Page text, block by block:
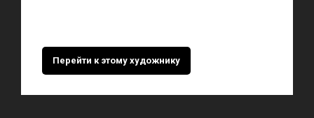
Перейти к этому художнику